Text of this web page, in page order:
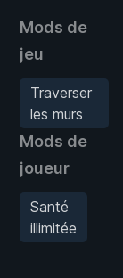
Mods de
jeu
Traverser
les murs
Mods de
joueur
Santé
illimitée